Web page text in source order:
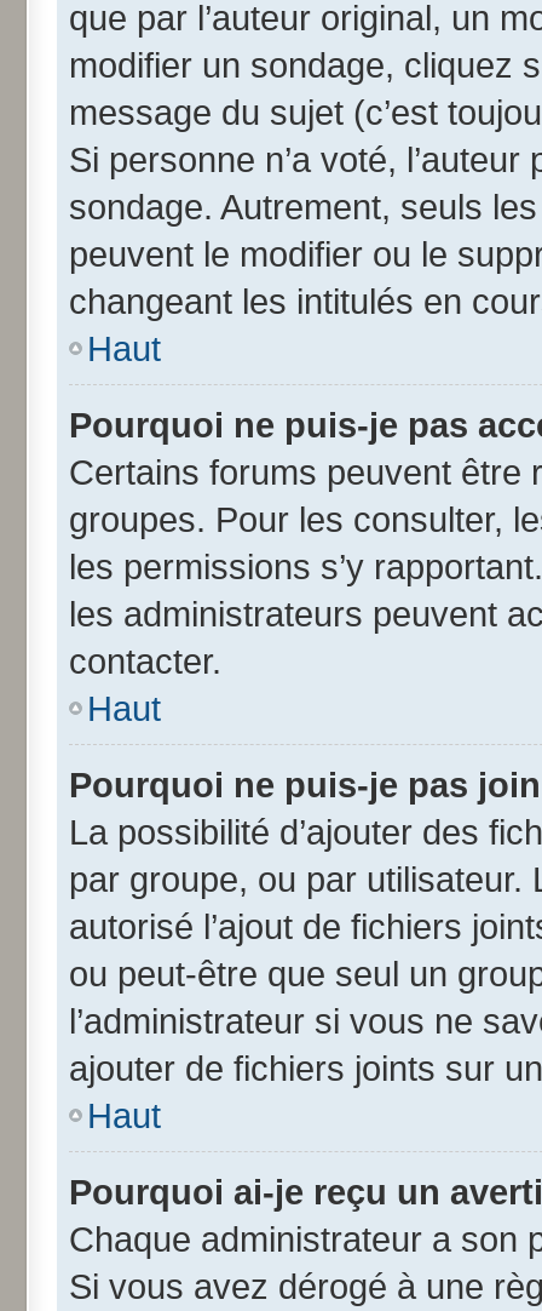
que par l’auteur original, un
modifier un sondage, cliquez
message du sujet (c’est
Si personne n’a voté,
sondage. Autrement, seuls
peuvent le modifier ou le
changeant les intitulés en
Haut
Pourquoi ne puis-je pas
Certains forums peuvent être
groupes. Pour les consulter,
les permissions s’y
les administrateurs peuvent
contacter.
Haut
Pourquoi ne puis-je pas
La possibilité d’ajouter des
par groupe, ou par utilisateur.
autorisé l’ajout de fichiers
ou peut-être que seul un
l’administrateur si vous ne
ajouter de fichiers joints sur
Haut
Pourquoi ai-je reçu un
Chaque administrateur a son
Si vous avez dérogé à une